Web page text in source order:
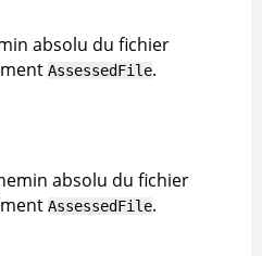
absolu du fichier
AssessedFile.
absolu du fichier
AssessedFile.